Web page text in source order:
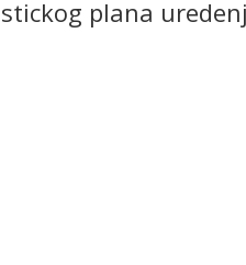
plana